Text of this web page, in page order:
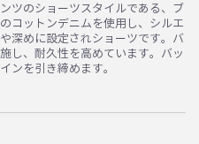
ツのショーツスタイルである、ブ
コットンデニムを使用し、シルエ
深めに設定されショーツです。バ
し、耐久性を高めています。バッ
ンを引き締めます。